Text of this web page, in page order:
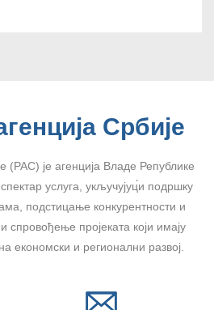
Србије
(РАС) је агенција Владе Републике
услуга, укључујуц́и подршку
подстицање конкурентности и
спровођење пројеката који имају
економски и регионални развој.